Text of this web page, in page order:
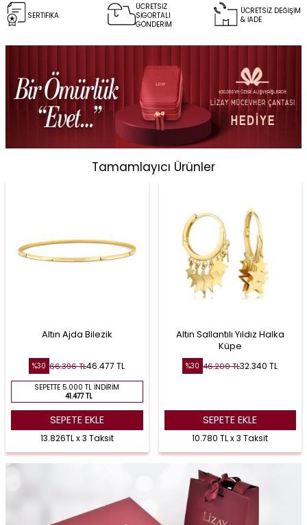
SERTİFİKA
ÜCRETSİZ
SİGORTALI
GÖNDERİM
ÜCRETSİZ DEĞİŞİM
& İADE
Tamamlayıcı Ürünler
Altın Ajda Bilezik
%30 66.396TL46.477 TL
SEPETTE 5.000 TL İNDIRIM
41.477 TL
SEPETE EKLE
13.826TL x 3 Taksit
Altın Sallantılı Yıldız Halka
Küpe
%30 46.200TL32.340 TL
SEPETE EKLE
10.780 TL x 3 Taksit